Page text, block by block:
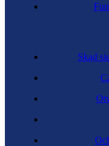
Skąd